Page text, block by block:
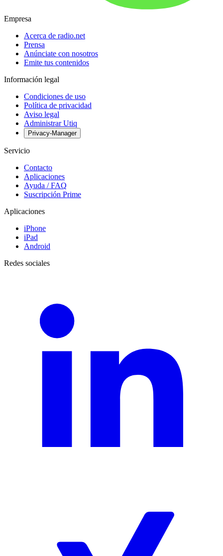
Empresa
Acerca de radio.net
Prensa
Anúnciate con nosotros
Emite tus contenidos
Información legal
Condiciones de uso
Política de privacidad
Aviso legal
Administrar Utiq
Privacy-Manager
Servicio
Contacto
Aplicaciones
Ayuda / FAQ
Suscripción Prime
Aplicaciones
iPhone
iPad
Android
Redes sociales